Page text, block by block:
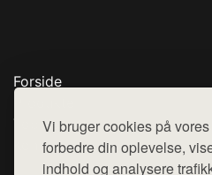
Vi bruger cookies på
forbedre din oplevelse,
indhold og analysere
Forside
Top Rabatter
Kontakt